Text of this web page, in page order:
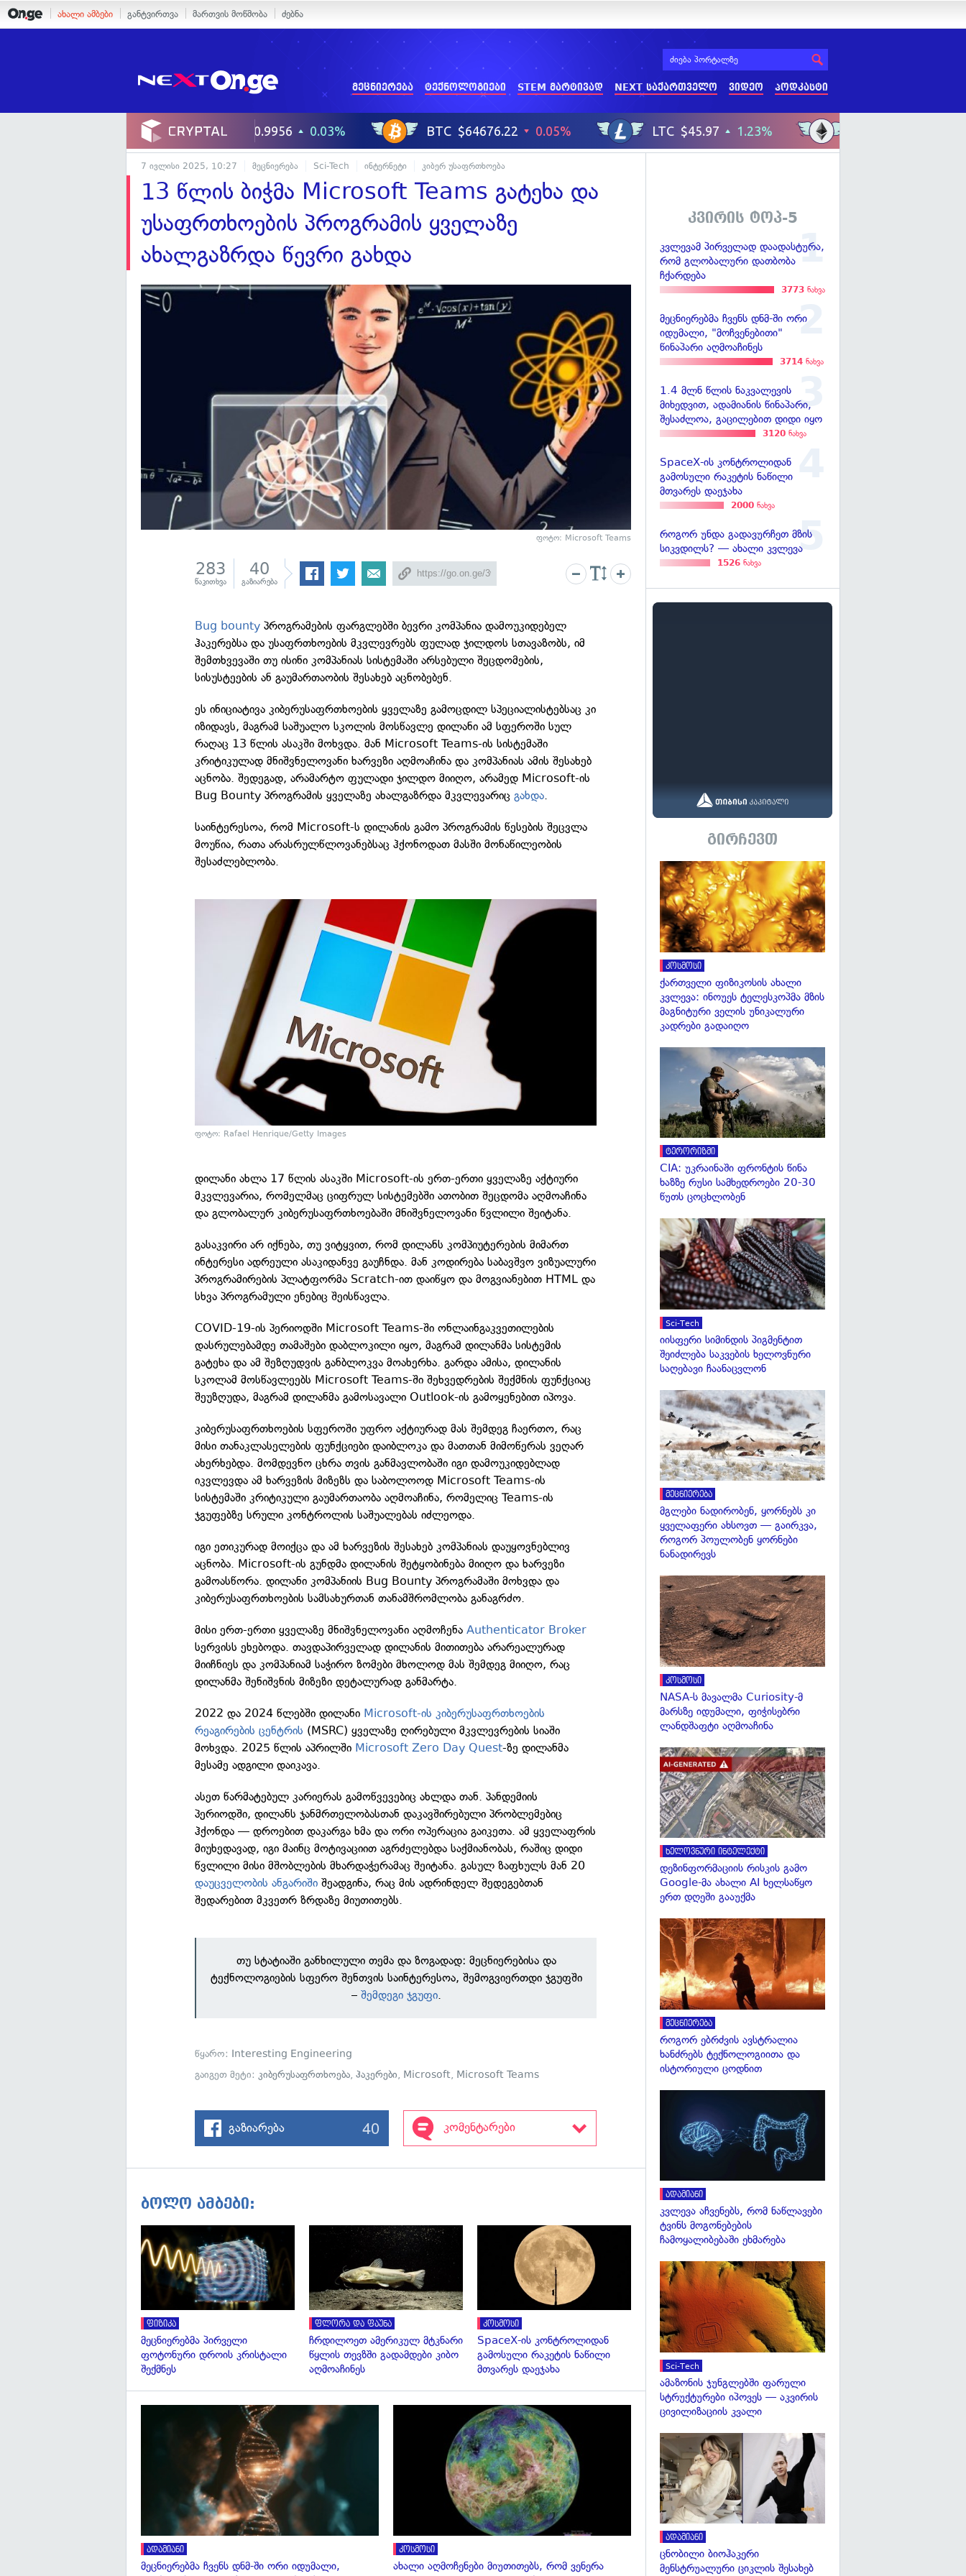
ახალი ამბები განტვირთვა მართვის მოწმობა ძებნა
მეცნიერება ტექნოლოგიები STEM მარტივად NEXT საქართველო ვიდეო პოდკასტი
7 ივლისი 2025, 10:27 მეცნიერება Sci-Tech ინტერნეტი კიბერ უსაფრთხოება
13 წლის ბიჭმა Microsoft Teams გატეხა და
უსაფრთხოების პროგრამის ყველაზე
ახალგაზრდა წევრი გახდა
ფოტო: Microsoft Teams
283
წაკითხვა
40
გაზიარება
Bug bounty პროგრამების ფარგლებში ბევრი კომპანია დამოუკიდებელ
ჰაკერებსა და უსაფრთხოების მკვლევრებს ფულად ჯილდოს სთავაზობს, იმ
შემთხვევაში თუ ისინი კომპანიას სისტემაში არსებული შეცდომების,
სისუსტეების ან გაუმართაობის შესახებ აცნობებენ.
ეს ინიციატივა კიბერუსაფრთხოების ყველაზე გამოცდილ სპეციალისტებსაც კი
იზიდავს, მაგრამ საშუალო სკოლის მოსწავლე დილანი ამ სფეროში სულ
რაღაც 13 წლის ასაკში მოხვდა. მან Microsoft Teams-ის სისტემაში
კრიტიკულად მნიშვნელოვანი ხარვეზი აღმოაჩინა და კომპანიას ამის შესახებ
აცნობა. შედეგად, არამარტო ფულადი ჯილდო მიიღო, არამედ Microsoft-ის
Bug Bounty პროგრამის ყველაზე ახალგაზრდა მკვლევარიცგახდა.
საინტერესოა, რომ Microsoft-ს დილანის გამო პროგრამის წესების შეცვლა
მოუწია, რათა არასრულწლოვანებსაც ჰქონოდათ მასში მონაწილეობის
შესაძლებლობა.
ფოტო: Rafael Henrique/Getty Images
დილანი ახლა 17 წლის ასაკში Microsoft-ის ერთ-ერთი ყველაზე აქტიური
მკვლევარია, რომელმაც ციფრულ სისტემებში ათობით შეცდომა აღმოაჩინა
და გლობალურ კიბერუსაფრთხოებაში მნიშვნელოვანი წვლილი შეიტანა.
გასაკვირი არ იქნება, თუ ვიტყვით, რომ დილანს კომპიუტერების მიმართ
ინტერესი ადრეული ასაკიდანვე გაუჩნდა. მან კოდირება საბავშვო ვიზუალური
პროგრამირების პლატფორმა Scratch-ით დაიწყო და მოგვიანებით HTML და
სხვა პროგრამული ენებიც შეისწავლა.
COVID-19-ის პერიოდში Microsoft Teams-ში ონლაინგაკვეთილების
დასრულებამდე თამაშები დაბლოკილი იყო, მაგრამ დილანმა სისტემის
გატეხა და ამ შეზღუდვის განბლოკვა მოახერხა. გარდა ამისა, დილანის
სკოლამ მოსწავლეებს Microsoft Teams-ში შეხვედრების შექმნის ფუნქციაც
შეუზღუდა, მაგრამ დილანმა გამოსავალი Outlook-ის გამოყენებით იპოვა.
კიბერუსაფრთხოების სფეროში უფრო აქტიურად მას შემდეგ ჩაერთო, რაც
მისი თანაკლასელების ფუნქციები დაიბლოკა და მათთან მიმოწერას ვეღარ
ახერხებდა. მომდევნო ცხრა თვის განმავლობაში იგი დამოუკიდებლად
იკვლევდა ამ ხარვეზის მიზეზს და საბოლოოდ Microsoft Teams-ის
სისტემაში კრიტიკული გაუმართაობა აღმოაჩინა, რომელიც Teams-ის
ჯგუფებზე სრული კონტროლის საშუალებას იძლეოდა.
იგი ეთიკურად მოიქცა და ამ ხარვეზის შესახებ კომპანიას დაუყოვნებლივ
აცნობა. Microsoft-ის გუნდმა დილანის შეტყობინება მიიღო და ხარვეზი
გამოასწორა. დილანი კომპანიის Bug Bounty პროგრამაში მოხვდა და
კიბერუსაფრთხოების სამსახურთან თანამშრომლობა განაგრძო.
მისი ერთ-ერთი ყველაზე მნიშვნელოვანი აღმოჩენაAuthenticator Broker
სერვისს ეხებოდა. თავდაპირველად დილანის მითითება არარეალურად
მიიჩნიეს და კომპანიამ საჭირო ზომები მხოლოდ მას შემდეგ მიიღო, რაც
დილანმა შენიშვნის მიზეზი დეტალურად განმარტა.
2022 და 2024 წლებში დილანი Microsoft-ის კიბერუსაფრთხოების
რეაგირების ცენტრის (MSRC) ყველაზე ღირებული მკვლევრების სიაში
მოხვდა. 2025 წლის აპრილში Microsoft Zero Day Quest-ზე დილანმა
მესამე ადგილი დაიკავა.
ასეთ წარმატებულ კარიერას გამოწვევებიც ახლდა თან. პანდემიის
პერიოდში, დილანს ჯანმრთელობასთან დაკავშირებული პრობლემებიც
ჰქონდა — დროებით დაკარგა ხმა და ორი ოპერაცია გაიკეთა. ამ ყველაფრის
მიუხედავად, იგი მაინც მოტივაციით აგრძელებდა საქმიანობას, რაშიც დიდი
წვლილი მისი მშობლების მხარდაჭერამაც შეიტანა. გასულ ზაფხულს მან 20
დაუცველობის ანგარიშიშეადგინა, რაც მის ადრინდელ შედეგებთან
შედარებით მკვეთრ ზრდაზე მიუთითებს.
თუ სტატიაში განხილული თემა და ზოგადად: მეცნიერებისა და
ტექნოლოგიების სფერო შენთვის საინტერესოა, შემოგვიერთდი ჯგუფში
–შემდეგი ჯგუფი.
წყარო: Interesting Engineering
გაიგეთ მეტი:კიბერუსაფრთხოება,ჰაკერები, Microsoft, Microsoft Teams
გაზიარება 40 კომენტარები
ბოლო ამბები:
ფიზიკა
მეცნიერებმა პირველი
ფოტონური დროის კრისტალი
შექმნეს
გადახედვა
ფლორა და ფაუნა
ჩრდილოეთ ამერიკულ მტკნარი
წყლის თევზში გადამდები კიბო
აღმოაჩინეს
გადახედვა
კოსმოსი
SpaceX-ის კონტროლიდან
გამოსული რაკეტის ნაწილი
მთვარეს დაეჯახა
ადამიანი
მეცნიერებმა ჩვენს დნმ-ში ორი იდუმალი,
გადახედვა
კოსმოსი
ახალი აღმოჩენები მიუთითებს, რომ ვენერა
კვირის ტოპ-5
კვლევამ პირველად დაადასტურა,
რომ გლობალური დათბობა
ჩქარდება
3773 ნახვა
მეცნიერებმა ჩვენს დნმ-ში ორი
იდუმალი, "მოჩვენებითი"
წინაპარი აღმოაჩინეს
3714 ნახვა
1.4 მლნ წლის ნაკვალევის
მიხედვით, ადამიანის წინაპარი,
შესაძლოა, გაცილებით დიდი იყო
3120 ნახვა
SpaceX-ის კონტროლიდან
გამოსული რაკეტის ნაწილი
მთვარეს დაეჯახა
2000 ნახვა
როგორ უნდა გადავურჩეთ მზის
სიკვდილს? — ახალი კვლევა
1526 ნახვა
გირჩევთ
კოსმოსი
ქართველი ფიზიკოსის ახალი
კვლევა: ინოუეს ტელესკოპმა მზის
მაგნიტური ველის უნიკალური
კადრები გადაიღო
ტერორიზმი
CIA: უკრაინაში ფრონტის წინა
ხაზზე რუსი სამხედროები 20-30
წუთს ცოცხლობენ
Sci-Tech
იისფერი სიმინდის პიგმენტით
შეიძლება საკვების ხელოვნური
საღებავი ჩაანაცვლონ
მეცნიერება
მგლები ნადირობენ, ყორნებს კი
ყველაფერი ახსოვთ — გაირკვა,
როგორ პოულობენ ყორნები
ნანადირევს
კოსმოსი
NASA-ს მავალმა Curiosity-მ
მარსზე იდუმალი, ფიჭისებრი
ლანდშაფტი აღმოაჩინა
ხელოვნური ინტელექტი
დეზინფორმაციის რისკის გამო
Google-მა ახალი AI ხელსაწყო
ერთ დღეში გააუქმა
მეცნიერება
როგორ ებრძვის ავსტრალია
ხანძრებს ტექნოლოგიითა და
ისტორიული ცოდნით
ადამიანი
კვლევა აჩვენებს, რომ ნაწლავები
ტვინს მოგონებების
ჩამოყალიბებაში ეხმარება
Sci-Tech
ამაზონის ჯუნგლებში ფარული
სტრუქტურები იპოვეს — აკვირის
ცივილიზაციის კვალი
ადამიანი
ცნობილი ბიოჰაკერი
მენსტრუალური ციკლის შესახებ